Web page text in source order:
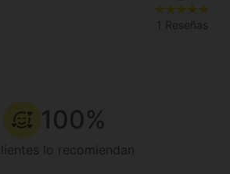
1 Reseñas
100%
lo recomiendan